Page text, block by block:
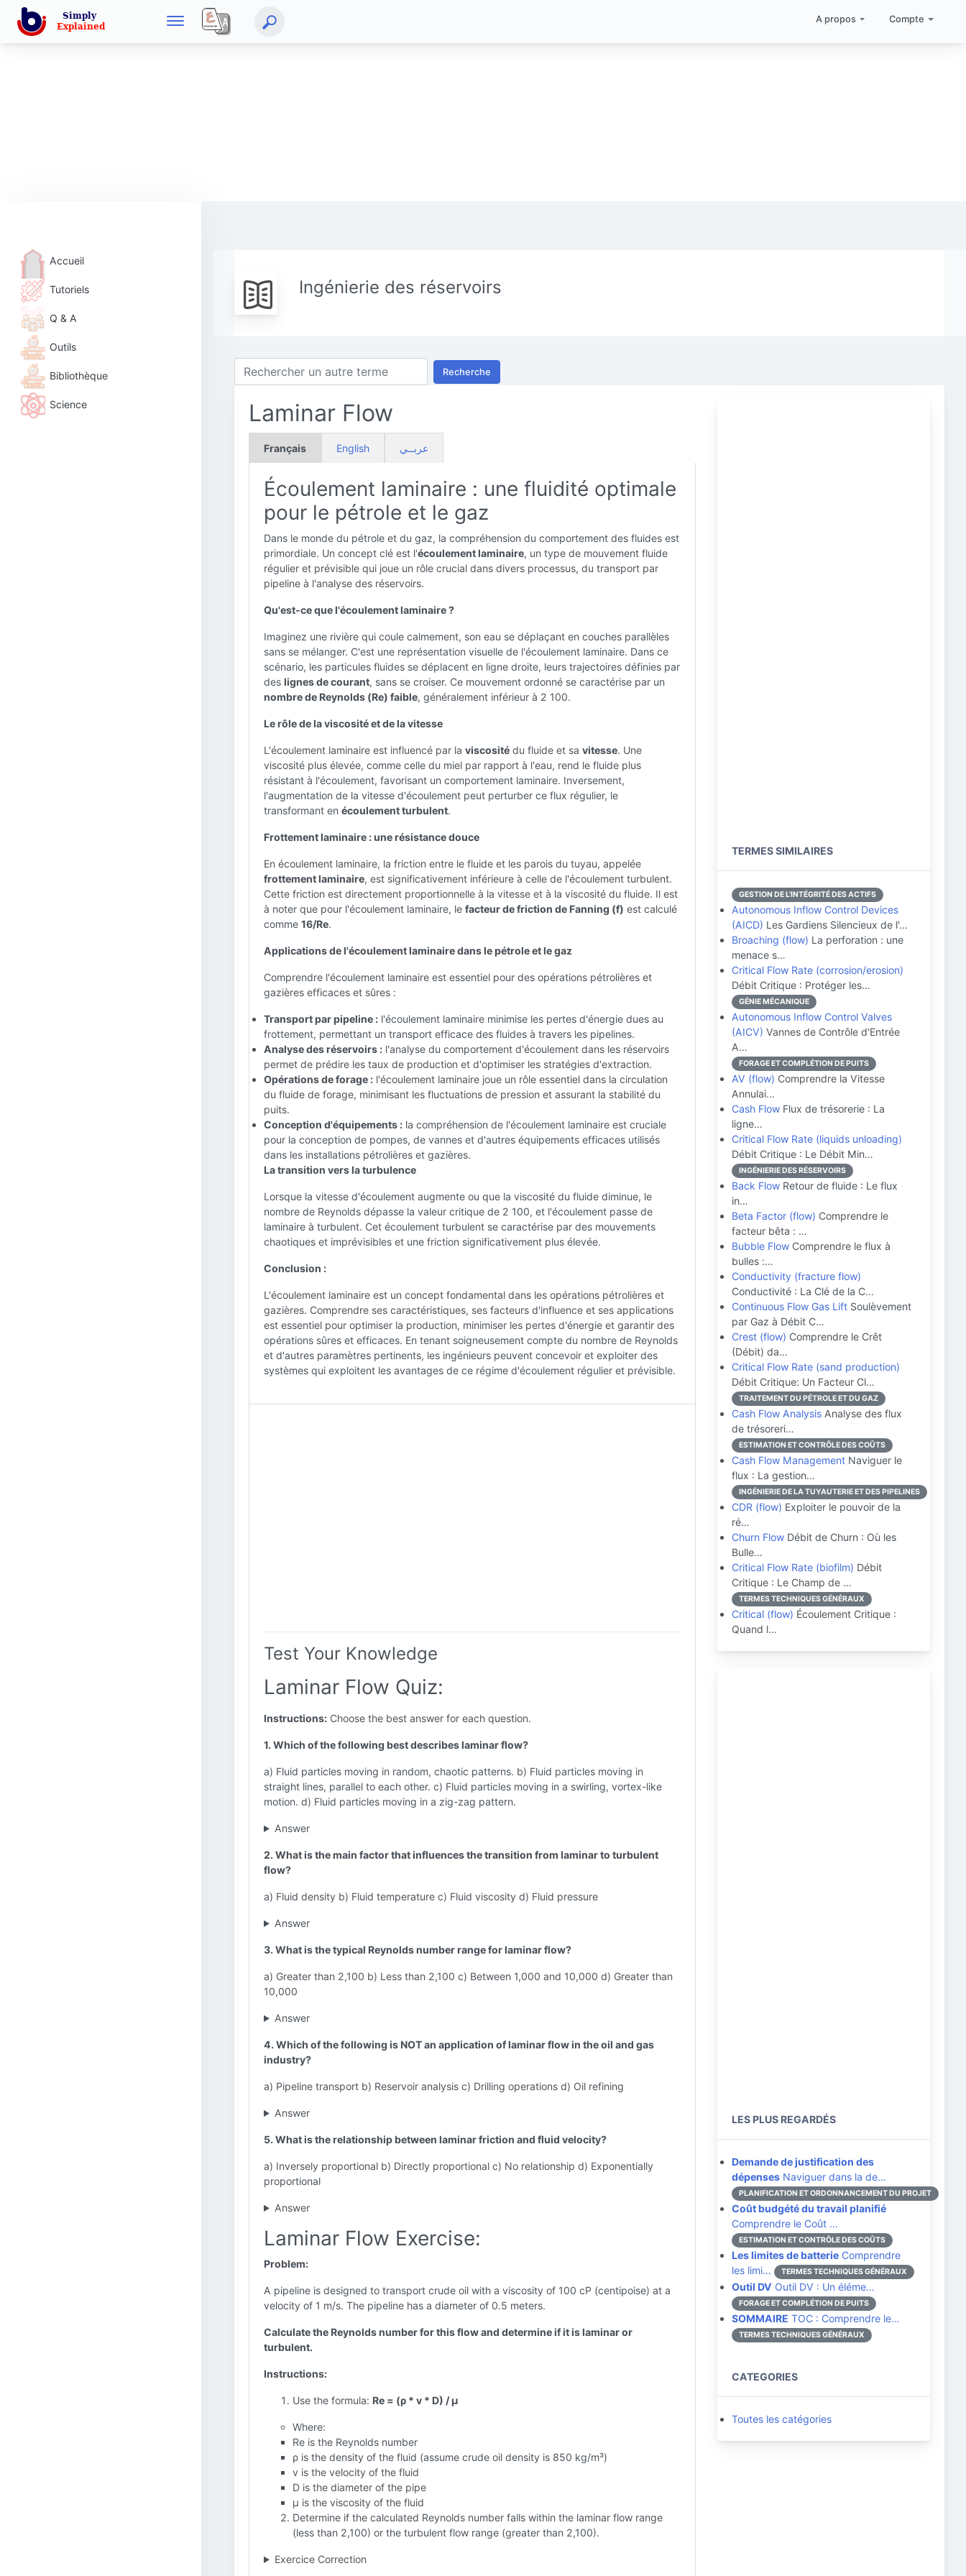
A propos Compte
Accueil
Tutoriels
Q & A
Outils
Bibliothèque
Science
Ingénierie des réservoirs
Recherche
Laminar Flow
Français English عربــي
Écoulement laminaire : une fluidité optimale
pour le pétrole et le gaz
Dans le monde du pétrole et du gaz, la compréhension du comportement des fluides est
primordiale. Un concept clé est l'écoulement laminaire, un type de mouvement fluide
régulier et prévisible qui joue un rôle crucial dans divers processus, du transport par
pipeline à l'analyse des réservoirs.
Qu'est-ce que l'écoulement laminaire ?
Imaginez une rivière qui coule calmement, son eau se déplaçant en couches parallèles
sans se mélanger. C'est une représentation visuelle de l'écoulement laminaire. Dans ce
scénario, les particules fluides se déplacent en ligne droite, leurs trajectoires définies par
des lignes de courant, sans se croiser. Ce mouvement ordonné se caractérise par un
nombre de Reynolds (Re) faible, généralement inférieur à 2 100.
Le rôle de la viscosité et de la vitesse
L'écoulement laminaire est influencé par la viscosité du fluide et sa vitesse. Une
viscosité plus élevée, comme celle du miel par rapport à l'eau, rend le fluide plus
résistant à l'écoulement, favorisant un comportement laminaire. Inversement,
l'augmentation de la vitesse d'écoulement peut perturber ce flux régulier, le
transformant en écoulement turbulent.
Frottement laminaire : une résistance douce
En écoulement laminaire, la friction entre le fluide et les parois du tuyau, appelée
frottement laminaire, est significativement inférieure à celle de l'écoulement turbulent.
Cette friction est directement proportionnelle à la vitesse et à la viscosité du fluide. Il est
à noter que pour l'écoulement laminaire, le facteur de friction de Fanning (f) est calculé
comme 16/Re.
Applications de l'écoulement laminaire dans le pétrole et le gaz
Comprendre l'écoulement laminaire est essentiel pour des opérations pétrolières et
gazières efficaces et sûres :
Transport par pipeline : l'écoulement laminaire minimise les pertes d'énergie dues au
frottement, permettant un transport efficace des fluides à travers les pipelines.
Analyse des réservoirs : l'analyse du comportement d'écoulement dans les réservoirs
permet de prédire les taux de production et d'optimiser les stratégies d'extraction.
Opérations de forage : l'écoulement laminaire joue un rôle essentiel dans la circulation
du fluide de forage, minimisant les fluctuations de pression et assurant la stabilité du
puits.
Conception d'équipements : la compréhension de l'écoulement laminaire est cruciale
pour la conception de pompes, de vannes et d'autres équipements efficaces utilisés
dans les installations pétrolières et gazières.
La transition vers la turbulence
Lorsque la vitesse d'écoulement augmente ou que la viscosité du fluide diminue, le
nombre de Reynolds dépasse la valeur critique de 2 100, et l'écoulement passe de
laminaire à turbulent. Cet écoulement turbulent se caractérise par des mouvements
chaotiques et imprévisibles et une friction significativement plus élevée.
Conclusion :
L'écoulement laminaire est un concept fondamental dans les opérations pétrolières et
gazières. Comprendre ses caractéristiques, ses facteurs d'influence et ses applications
est essentiel pour optimiser la production, minimiser les pertes d'énergie et garantir des
opérations sûres et efficaces. En tenant soigneusement compte du nombre de Reynolds
et d'autres paramètres pertinents, les ingénieurs peuvent concevoir et exploiter des
systèmes qui exploitent les avantages de ce régime d'écoulement régulier et prévisible.
Test Your Knowledge
Laminar Flow Quiz:
Instructions: Choose the best answer for each question.
1. Which of the following best describes laminar flow?
a) Fluid particles moving in random, chaotic patterns. b) Fluid particles moving in
straight lines, parallel to each other. c) Fluid particles moving in a swirling, vortex-like
motion. d) Fluid particles moving in a zig-zag pattern.
Answer
2. What is the main factor that influences the transition from laminar to turbulent
flow?
a) Fluid density b) Fluid temperature c) Fluid viscosity d) Fluid pressure
Answer
3. What is the typical Reynolds number range for laminar flow?
a) Greater than 2,100 b) Less than 2,100 c) Between 1,000 and 10,000 d) Greater than
10,000
Answer
4. Which of the following is NOT an application of laminar flow in the oil and gas
industry?
a) Pipeline transport b) Reservoir analysis c) Drilling operations d) Oil refining
Answer
5. What is the relationship between laminar friction and fluid velocity?
a) Inversely proportional b) Directly proportional c) No relationship d) Exponentially
proportional
Answer
Laminar Flow Exercise:
Problem:
A pipeline is designed to transport crude oil with a viscosity of 100 cP (centipoise) at a
velocity of 1 m/s. The pipeline has a diameter of 0.5 meters.
Calculate the Reynolds number for this flow and determine if it is laminar or
turbulent.
Instructions:
Use the formula: Re = (ρ * v * D) / µ
Where:
Re is the Reynolds number
ρ is the density of the fluid (assume crude oil density is 850 kg/m³)
v is the velocity of the fluid
D is the diameter of the pipe
µ is the viscosity of the fluid
Determine if the calculated Reynolds number falls within the laminar flow range
(less than 2,100) or the turbulent flow range (greater than 2,100).
Exercice Correction
TERMES SIMILAIRES
GESTION DE L'INTÉGRITÉ DES ACTIFS
Autonomous Inflow Control Devices
(AICD) Les Gardiens Silencieux de l'…
Broaching (flow) La perforation : une
menace s…
Critical Flow Rate (corrosion/erosion)
Débit Critique : Protéger les…
GÉNIE MÉCANIQUE
Autonomous Inflow Control Valves
(AICV) Vannes de Contrôle d'Entrée
A…
FORAGE ET COMPLÉTION DE PUITS
AV (flow) Comprendre la Vitesse
Annulai…
Cash Flow Flux de trésorerie : La
ligne…
Critical Flow Rate (liquids unloading)
Débit Critique : Le Débit Min…
INGÉNIERIE DES RÉSERVOIRS
Back Flow Retour de fluide : Le flux
in…
Beta Factor (flow) Comprendre le
facteur bêta : …
Bubble Flow Comprendre le flux à
bulles :…
Conductivity (fracture flow)
Conductivité : La Clé de la C…
Continuous Flow Gas Lift Soulèvement
par Gaz à Débit C…
Crest (flow) Comprendre le Crêt
(Débit) da…
Critical Flow Rate (sand production)
Débit Critique: Un Facteur Cl…
TRAITEMENT DU PÉTROLE ET DU GAZ
Cash Flow Analysis Analyse des flux
de trésoreri…
ESTIMATION ET CONTRÔLE DES COÛTS
Cash Flow Management Naviguer le
flux : La gestion…
INGÉNIERIE DE LA TUYAUTERIE ET DES PIPELINES
CDR (flow) Exploiter le pouvoir de la
ré…
Churn Flow Débit de Churn : Où les
Bulle…
Critical Flow Rate (biofilm) Débit
Critique : Le Champ de …
TERMES TECHNIQUES GÉNÉRAUX
Critical (flow) Écoulement Critique :
Quand l…
LES PLUS REGARDÉS
Demande de justification des
dépenses Naviguer dans la de…
PLANIFICATION ET ORDONNANCEMENT DU PROJET
Coût budgété du travail planifié
Comprendre le Coût …
ESTIMATION ET CONTRÔLE DES COÛTS
Les limites de batterie Comprendre
les limi…
TERMES TECHNIQUES GÉNÉRAUX
Outil DV Outil DV : Un éléme…
FORAGE ET COMPLÉTION DE PUITS
SOMMAIRE TOC : Comprendre le…
TERMES TECHNIQUES GÉNÉRAUX
CATEGORIES
Toutes les catégories